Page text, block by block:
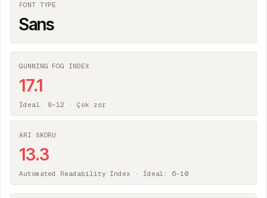
FONT TYPE
Sans
GUNNING FOG INDEX
17.1
İdeal: 8–12 · Çok zor
ARI SKORU
13.3
Automated Readability Index · İdeal: 6–10